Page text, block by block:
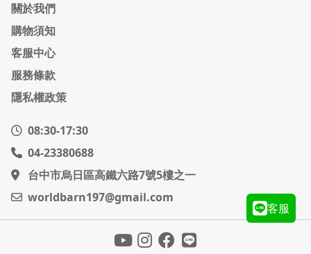
客服
關於我們
購物須知
客服中心
服務條款
隱私權政策
08:30-17:30
04-23380688
台中市烏日區高鐵六路7號5樓之一
worldbarn197@gmail.com